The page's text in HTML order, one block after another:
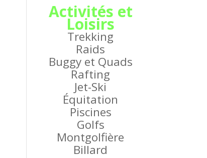
Activités et
Loisirs
Trekking
Raids
Buggy et Quads
Rafting
Jet-Ski
Équitation
Piscines
Golfs
Montgolfière
Billard